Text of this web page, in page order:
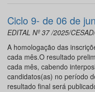
Ciclo 9- de 06 de
EDITAL Nº 37 /2025/
A homologação das
cada mês.O resultado
cada mês, cabendo
candidatos(as) no período
resultado final será